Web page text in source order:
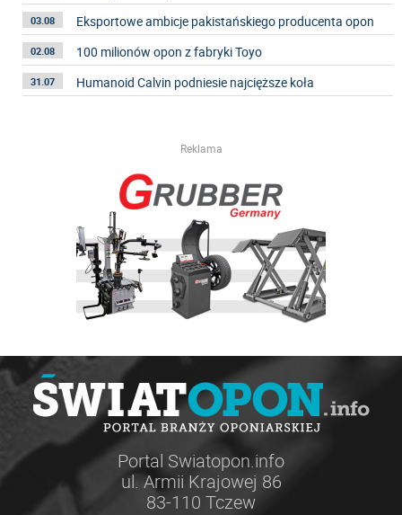
03.08 Eksportowe ambicje pakistańskiego producenta opon
02.08 100 milionów opon z fabryki Toyo
31.07 Humanoid Calvin podniesie najcięższe koła
Reklama
Portal Swiatopon.info
ul. Armii Krajowej 86
83-110 Tczew